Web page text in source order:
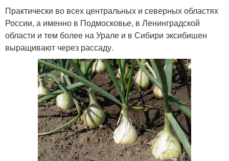
Практически во всех центральных и северных областях
России, а именно в Подмосковье, в Ленинградской
области и тем более на Урале и в Сибири эксибишен
выращивают через рассаду.